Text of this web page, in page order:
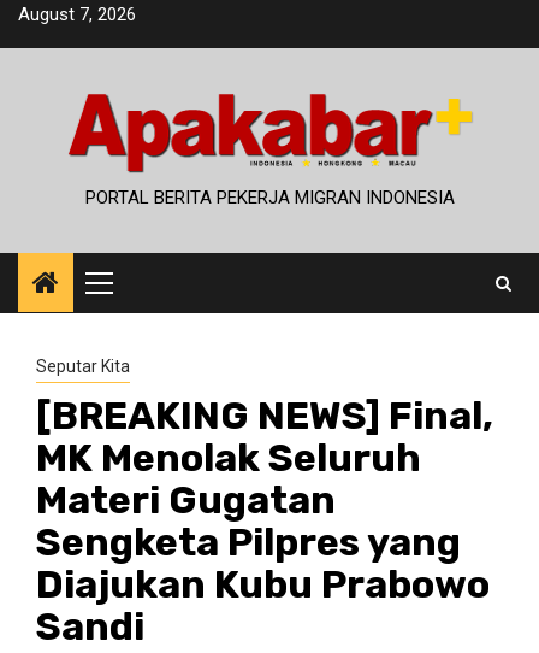
SkipAugust 7, 2026
PORTAL BERITA PEKERJA MIGRAN INDONESIA
Primary
Menu
Seputar Kita
[BREAKING NEWS] Final,
MK Menolak Seluruh
Materi Gugatan
Sengketa Pilpres yang
Diajukan Kubu Prabowo
Sandi